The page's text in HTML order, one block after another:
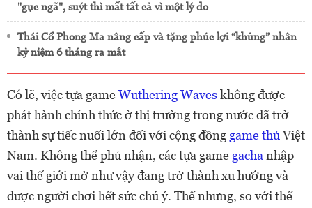
"gục ngã", suýt thì mất tất cả vì một lý do
Thái Cổ Phong Ma nâng cấp và tặng phúc lợi “khủng” nhân
kỷ niệm 6 tháng ra mắt
Có lẽ, việc tựa gameWuthering Waves không được
phát hành chính thức ở thị trường trong nước đã trở
thành sự tiếc nuối lớn đối với cộng đồng game thủViệt
Nam. Không thể phủ nhận, các tựa game gacha nhập
vai thế giới mở như vậy đang trở thành xu hướng và
được người chơi hết sức chú ý. Thế nhưng, so với thế